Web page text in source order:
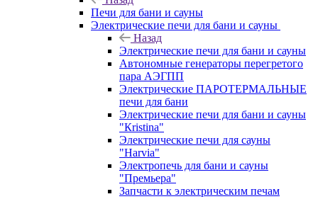
Печи для бани и сауны
Электрические печи для бани и сауны
Назад
Электрические печи для бани и сауны
Автономные генераторы перегретого
пара АЭГПП
Электрические ПАРОТЕРМАЛЬНЫЕ
печи для бани
Электрические печи для бани и сауны
"Кristina"
Электрические печи для сауны
"Harvia"
Электропечь для бани и сауны
"Премьера"
Запчасти к электрическим печам